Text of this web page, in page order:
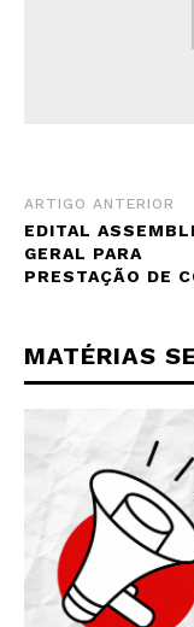
ARTIGO ANTERIOR
EDITAL
GERAL PARA
PRESTAÇÃO DE
MATÉRIAS